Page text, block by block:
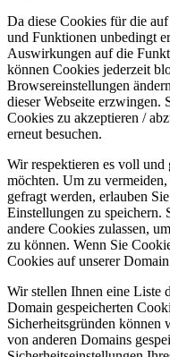
Da diese Cookies für die
und Funktionen unbedingt
Auswirkungen auf die
können Cookies jederzeit
Browsereinstellungen
dieser Webseite erzwingen.
Cookies zu akzeptieren /
erneut besuchen.
Wir respektieren es voll und
möchten. Um zu
gefragt werden, erlauben
Einstellungen zu speichern.
andere Cookies zulassen,
zu können. Wenn Sie
Cookies auf unserer
Wir stellen Ihnen eine Liste
Domain gespeicherten
Sicherheitsgründen können
von anderen Domains